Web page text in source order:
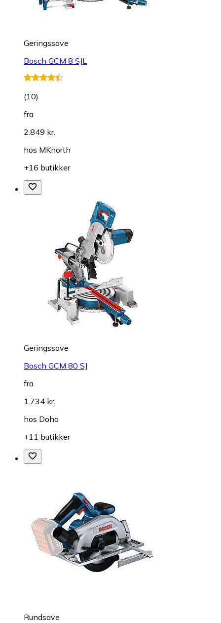
Geringssave
Bosch GCM 8 SJL
(10)
fra
2.849 kr.
hos MKnorth
+16 butikker
Geringssave
Bosch GCM 80 SJ
fra
1.734 kr.
hos Doho
+11 butikker
Rundsave